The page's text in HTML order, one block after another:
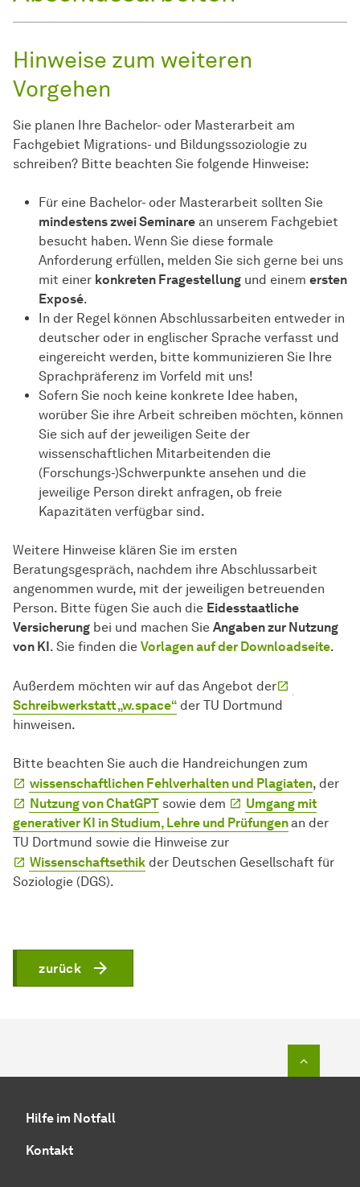
Hinweise zum weiteren
Vorgehen
Sie planen Ihre Bachelor- oder Masterarbeit am
Fachgebiet Migrations- und Bildungssoziologie zu
schreiben? Bitte beachten Sie folgende Hinweise:
Für eine Bachelor- oder Masterarbeit sollten Sie
mindestens zwei Seminare an unserem Fachgebiet
besucht haben. Wenn Sie diese formale
Anforderung erfüllen, melden Sie sich gerne bei uns
mit einer konkreten Fragestellung und einem ersten
Exposé.
In der Regel können Abschlussarbeiten entweder in
deutscher oder in englischer Sprache verfasst und
eingereicht werden, bitte kommunizieren Sie Ihre
Sprachpräferenz im Vorfeld mit uns!
Sofern Sie noch keine konkrete Idee haben,
worüber Sie ihre Arbeit schreiben möchten, können
Sie sich auf der jeweiligen Seite der
wissenschaftlichen Mitarbeitenden die
(Forschungs-)Schwerpunkte ansehen und die
jeweilige Person direkt anfragen, ob freie
Kapazitäten verfügbar sind.
Weitere Hinweise klären Sie im ersten
Beratungsgespräch, nachdem ihre Abschlussarbeit
angenommen wurde, mit der jeweiligen betreuenden
Person. Bitte fügen Sie auch die Eidesstaatliche
Versicherung bei und machen Sie Angaben zur Nutzung
von KI . Sie finden die Vorlagen auf der Downloadseite.
Außerdem möchten wir auf das Angebot der
Schreibwerkstatt „w.space“ der TU Dortmund
hinweisen.
Bitte beachten Sie auch die Handreichungen zum
wissenschaftlichen Fehlverhalten und Plagiaten, der
Nutzung von ChatGPT sowie dem
Umgang mit
generativer KI in Studium, Lehre und Prüfungenan der
TU Dortmund sowie die Hinweise zur
Wissenschaftsethik der Deutschen Gesellschaft für
Soziologie (DGS).
zurück
Hilfe im Notfall
Kontakt